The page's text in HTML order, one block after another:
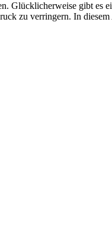
Glücklicherweise gibt es
zu verringern. In